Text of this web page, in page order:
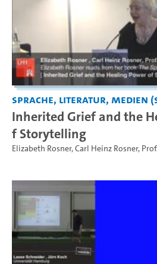
Sprache, Literatur, Medien
Inherited Grief and the
f Storytelling
Elizabeth Rosner,Carl Heinz Rosner,